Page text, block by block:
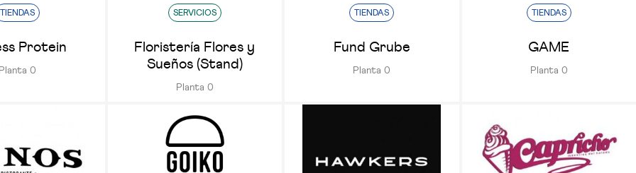
TIENDAS
Protein
0
SERVICIOS
Floristería Flores y
Sueños (Stand)
Planta 0
TIENDAS
Fund Grube
Planta 0
TIENDAS
GAME
Planta 0